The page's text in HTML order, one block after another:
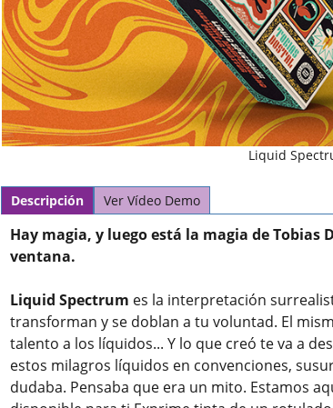
Liquid
Descripción Ver Vídeo Demo
Hay magia, y luego está la magia de Tobias
ventana.
Liquid Spectrum es la interpretación
transforman y se doblan a tu voluntad. El
talento a los líquidos... Y lo que creó te va a
estos milagros líquidos en convenciones,
dudaba. Pensaba que era un mito. Estamos